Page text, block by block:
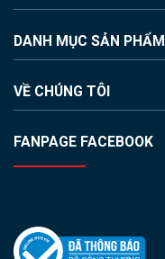
DANH MỤC SẢN PHẨM
VỀ CHÚNG TÔI
FANPAGE FACEBOOK